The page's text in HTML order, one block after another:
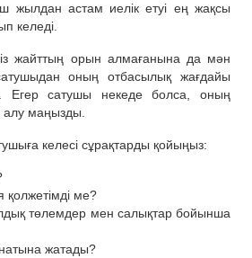
жылдан астам иелік етуі ең жақсы
келеді.
жайттың орын алмағанына да мән
оның отбасылық жағдайы
Егер сатушы некеде болса, оның
алу маңызды.
келесі сұрақтарды қойыңыз:
ме?
төлемдер мен салықтар бойынша
жатады?